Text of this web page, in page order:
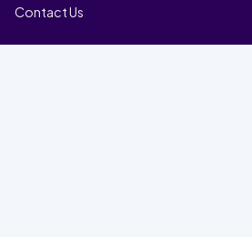
Contact Us